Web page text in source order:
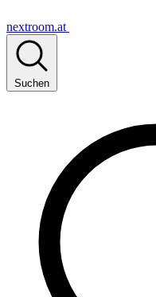
nextroom.at
Suchen